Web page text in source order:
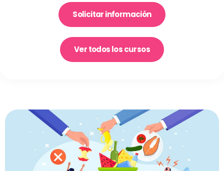
Solicitar información
Ver todos los cursos